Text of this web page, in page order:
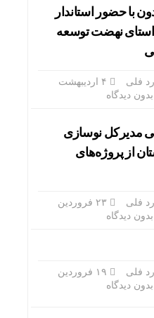
با حضور استاندار
نهضت توسعه
فلی
بدون دیدگاه
مدیرکل نوسازی
از پروژه‌های
فلی
بدون دیدگاه
فلی
بدون دیدگاه